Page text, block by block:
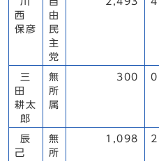
西
保彦
由
民
主
党
三
田
耕太
郎
無
所
属
300
辰
己
無
所
1,098